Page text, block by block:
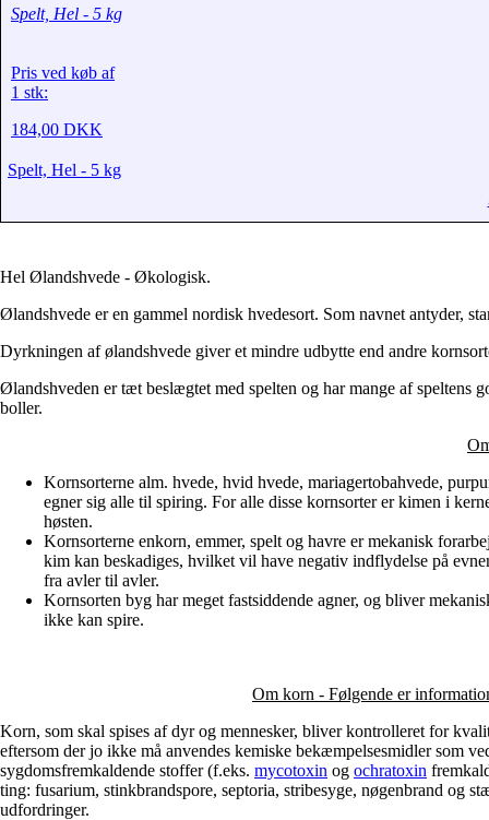
Spelt, Hel - 5 kg
Pris ved køb af
1 stk:
184,00 DKK
Spelt, Hel - 5 kg
Hel Ølandshvede - Økologisk.
Ølandshvede er en gammel nordisk hvedesort. Som navnet antyder,
Dyrkningen af ølandshvede giver et mindre udbytte end andre
Ølandshveden er tæt beslægtet med spelten og har mange af speltens
boller.
Kornsorterne alm. hvede, hvid hvede, mariagertobahvede,
egner sig alle til spiring. For alle disse kornsorter er kimen i
høsten.
Kornsorterne enkorn, emmer, spelt og havre er mekanisk
kim kan beskadiges, hvilket vil have negativ indflydelse på
fra avler til avler.
Kornsorten byg har meget fastsiddende agner, og bliver
ikke kan spire.
Om korn - Følgende er
Korn, som skal spises af dyr og mennesker, bliver kontrolleret for
eftersom der jo ikke må anvendes kemiske bekæmpelsesmidler som
sygdomsfremkaldende stoffer (f.eks. mycotoxin og ochratoxin
ting: fusarium, stinkbrandspore, septoria, stribesyge, nøgenbrand og s
udfordringer.